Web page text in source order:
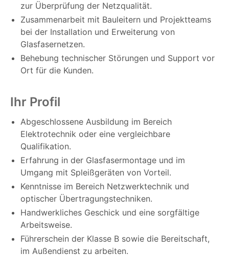
zur Überprüfung der Netzqualität.
Zusammenarbeit mit Bauleitern und Projektteams
bei der Installation und Erweiterung von
Glasfasernetzen.
Behebung technischer Störungen und Support vor
Ort für die Kunden.
Ihr Profil
Abgeschlossene Ausbildung im Bereich
Elektrotechnik oder eine vergleichbare
Qualifikation.
Erfahrung in der Glasfasermontage und im
Umgang mit Spleißgeräten von Vorteil.
Kenntnisse im Bereich Netzwerktechnik und
optischer Übertragungstechniken.
Handwerkliches Geschick und eine sorgfältige
Arbeitsweise.
Führerschein der Klasse B sowie die Bereitschaft,
im Außendienst zu arbeiten.